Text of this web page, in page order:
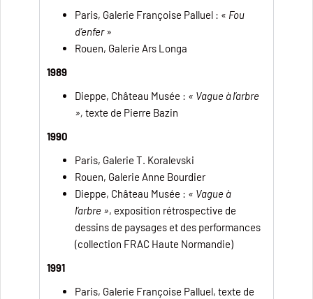
Paris, Galerie Françoise Palluel : « Fou
d’enfer»
Rouen, Galerie Ars Longa
1989
Dieppe, Château Musée : « Vague à l’arbre
», texte de Pierre Bazin
1990
Paris, Galerie T. Koralevski
Rouen, Galerie Anne Bourdier
Dieppe, Château Musée : « Vague à
l’arbre », exposition rétrospective de
dessins de paysages et des performances
(collection FRAC Haute Normandie)
1991
Paris, Galerie Françoise Palluel, texte de